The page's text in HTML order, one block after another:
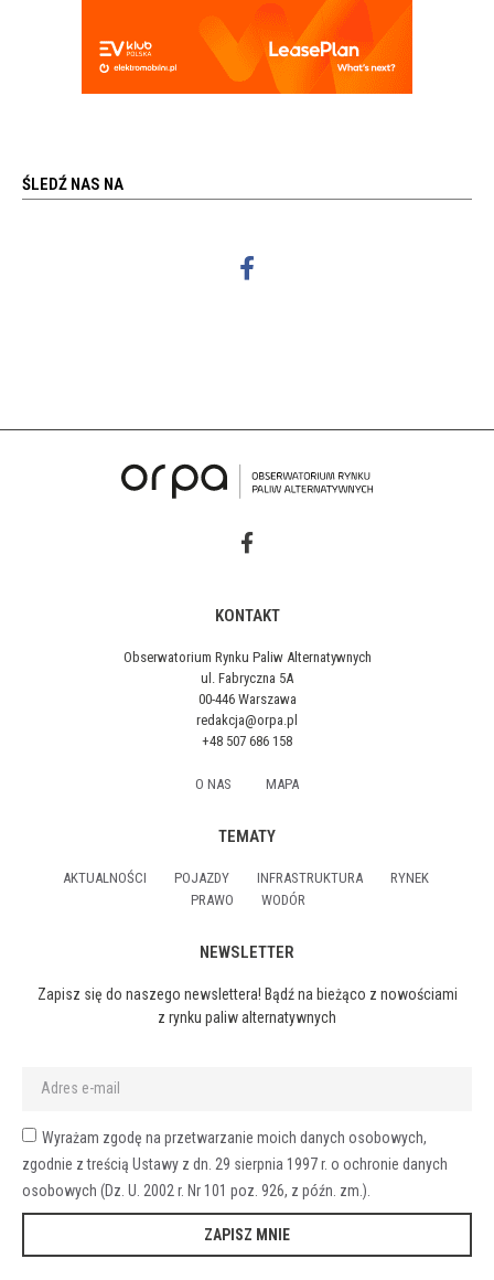
ŚLEDŹ NAS NA
KONTAKT
Obserwatorium Rynku Paliw Alternatywnych
ul. Fabryczna 5A
00-446 Warszawa
redakcja@orpa.pl
+48 507 686 158
O NAS MAPA
TEMATY
AKTUALNOŚCI POJAZDY INFRASTRUKTURA
RYNEK
PRAWO
WODÓR
NEWSLETTER
Zapisz się do naszego newslettera! Bądź na bieżąco z nowościami
z rynku paliw alternatywnych
Wyrażam zgodę na przetwarzanie moich danych osobowych,
zgodnie z treścią Ustawy z dn. 29 sierpnia 1997 r. o ochronie danych
osobowych (Dz. U. 2002 r. Nr 101 poz. 926, z późn. zm.).
ZAPISZ MNIE